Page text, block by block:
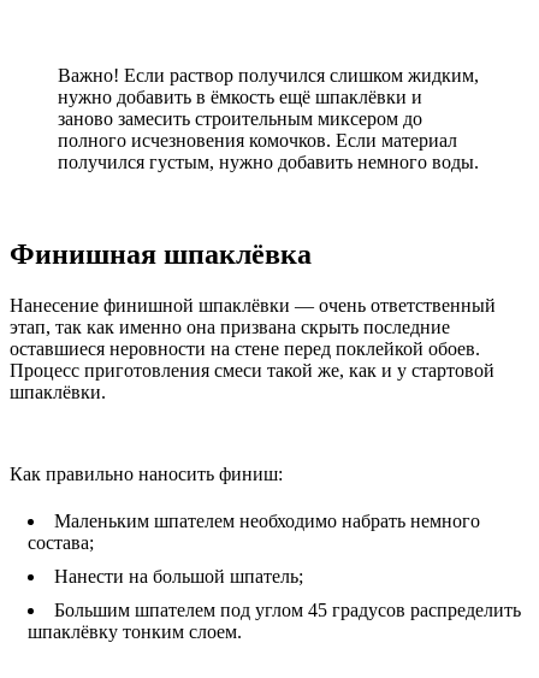
Важно! Если раствор получился слишком жидким,
нужно добавить в ёмкость ещё шпаклёвки и
заново замесить строительным миксером до
полного исчезновения комочков. Если материал
получился густым, нужно добавить немного воды.
Финишная шпаклёвка
Нанесение финишной шпаклёвки — очень ответственный
этап, так как именно она призвана скрыть последние
оставшиеся неровности на стене перед поклейкой обоев.
Процесс приготовления смеси такой же, как и у стартовой
шпаклёвки.
Как правильно наносить финиш:
Маленьким шпателем необходимо набрать немного
состава;
Нанести на большой шпатель;
Большим шпателем под углом 45 градусов распределить
шпаклёвку тонким слоем.